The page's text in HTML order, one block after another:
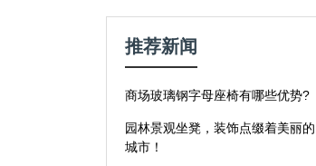
推荐新闻
商场玻璃钢字母座椅有哪些优势?
园林景观坐凳，装饰点缀着美丽的
城市！